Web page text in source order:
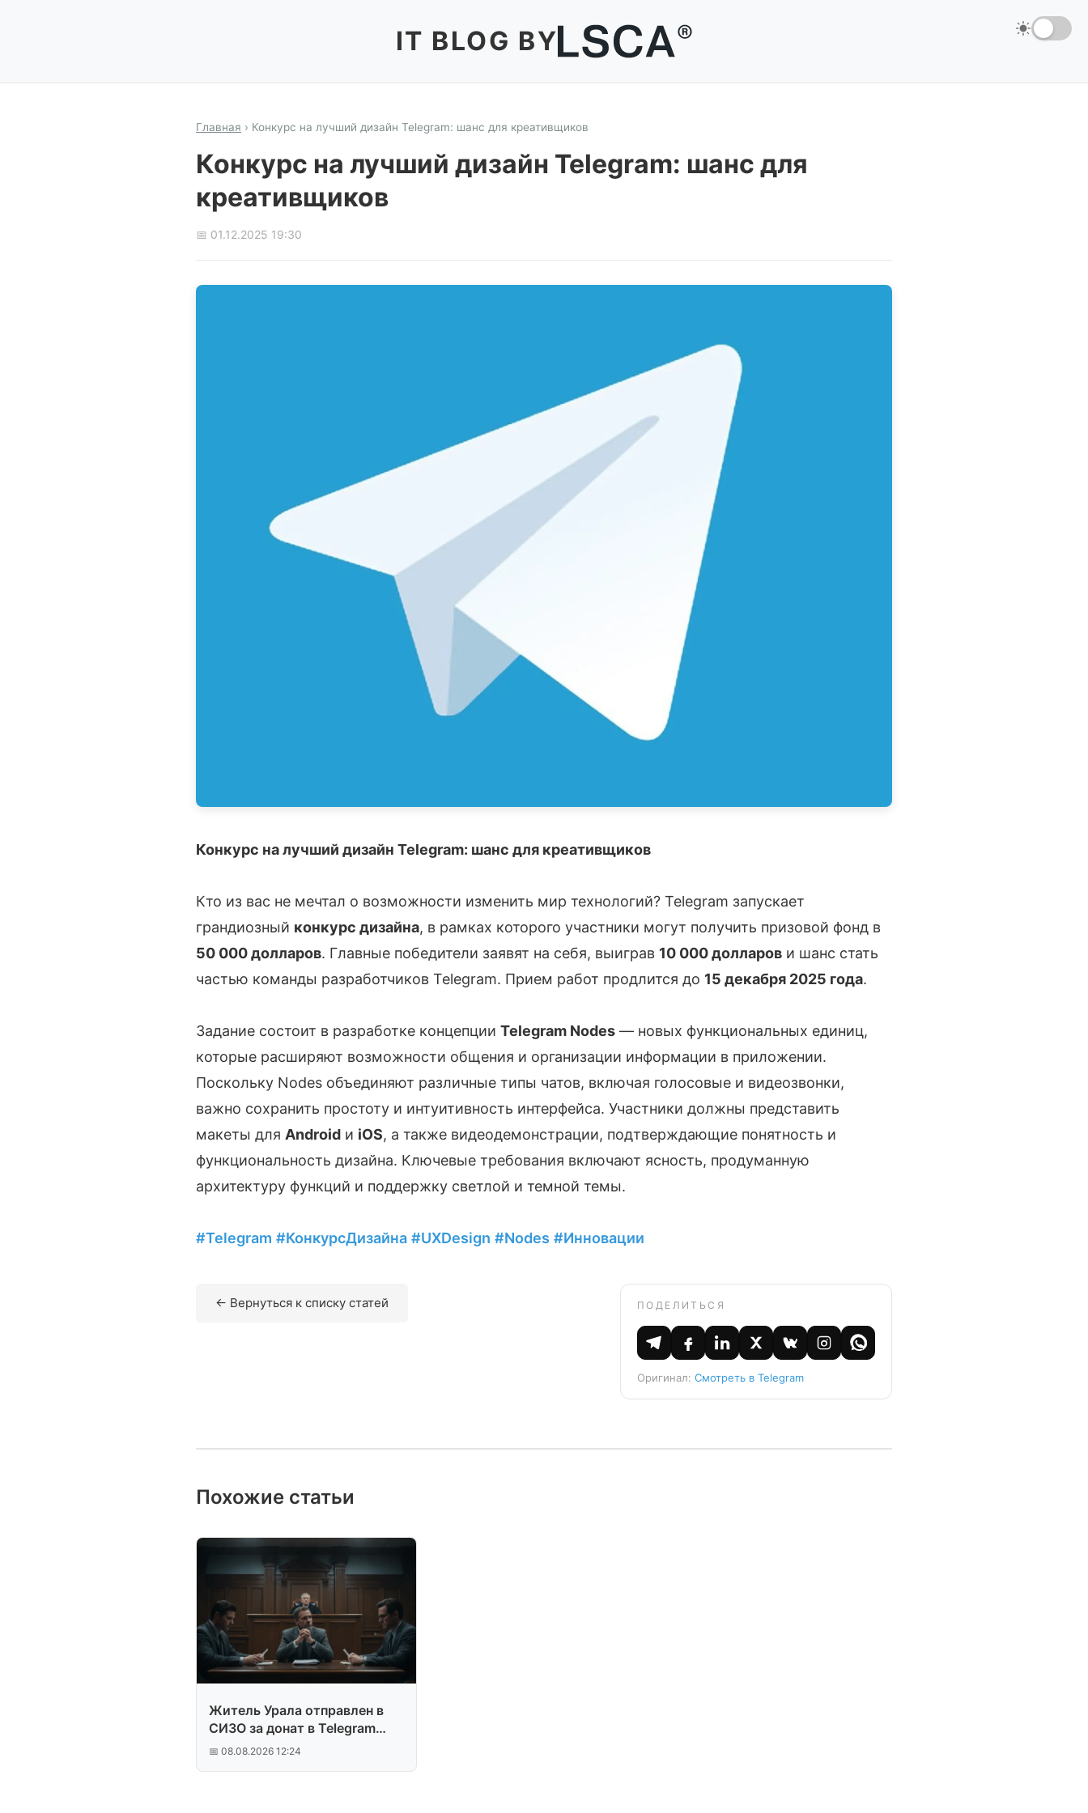
IT BLOG BY
Главная › Конкурс на лучший дизайн Telegram: шанс для креативщиков
Конкурс на лучший дизайн Telegram: шанс для
креативщиков
📅 01.12.2025 19:30
Конкурс на лучший дизайн Telegram: шанс для креативщиков
Кто из вас не мечтал о возможности изменить мир технологий? Telegram запускает
грандиозный конкурс дизайна, в рамках которого участники могут получить призовой фонд в
50 000 долларов. Главные победители заявят на себя, выиграв 10 000 долларов и шанс стать
частью команды разработчиков Telegram. Прием работ продлится до 15 декабря 2025 года.
Задание состоит в разработке концепции Telegram Nodes — новых функциональных единиц,
которые расширяют возможности общения и организации информации в приложении.
Поскольку Nodes объединяют различные типы чатов, включая голосовые и видеозвонки,
важно сохранить простоту и интуитивность интерфейса. Участники должны представить
макеты для Android и iOS, а также видеодемонстрации, подтверждающие понятность и
функциональность дизайна. Ключевые требования включают ясность, продуманную
архитектуру функций и поддержку светлой и темной темы.
#Telegram #КонкурсДизайна #UXDesign #Nodes #Инновации
← Вернуться к списку статей ПОДЕЛИТЬСЯ
Оригинал: Смотреть в Telegram
Похожие статьи
Житель Урала отправлен в
СИЗО за донат в Telegram
Stars
📅 08.08.2026 12:24